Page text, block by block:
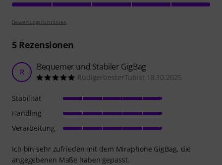
Bewertungsrichtlinien
5Rezensionen
R Bequemer und Stabiler GigBag
RüdigerbesterTubist 18.10.2025
Ich bin sehr zufrieden mit dem Miraphone GigBag, die
angegebenen Maße haben gepasst.
Stabilität
Handling
Verarbeitung